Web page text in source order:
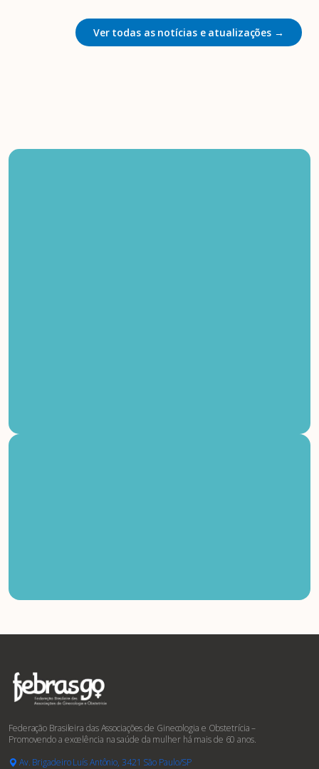
Ver todas as notícias e atualizações →
Federação Brasileira das Associações de Ginecologia e Obstetrícia –
Promovendo a excelência na saúde da mulher há mais de 60 anos.
Av. Brigadeiro Luís Antônio, 3421 São Paulo/SP